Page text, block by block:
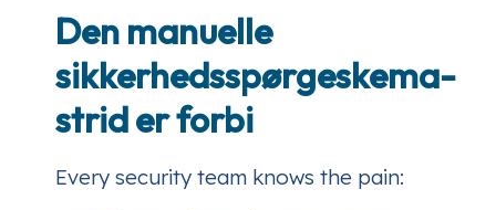
Den manuelle
sikkerhedsspørgeskema-
strid er forbi
Every security team knows the pain: